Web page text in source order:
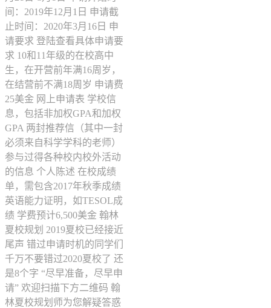
间：2019年12月1日 申请截
止时间：2020年3月16日 申
请要求 登陆查看具体申请要
求 10和11年级的在校高中
生，在开营前年满16周岁，
在结营前不满18周岁 申请费
25美金 网上申请表 学校信
息，包括非加权GPA和加权
GPA 两封推荐信（其中一封
必须来自科学学科的老师）
参与过得各种校内校外活动
的信息 个人陈述 在校成绩
单，需包含2017年秋季成绩
英语能力证明，如TESOL成
绩 学费预计6,500美金 翰林
夏校规划 2019夏校已经接近
尾声 错过申请时机的同学们
千万不要错过2020夏校了 还
是8个字 “尽早准备，尽早申
请” 欢迎扫描下方二维码 翰
林夏校规划师为您解疑答惑